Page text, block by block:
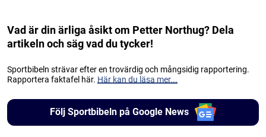
Vad är din ärliga åsikt om Petter Northug? Dela
artikeln och säg vad du tycker!
Sportbibeln strävar efter en trovärdig och mångsidig rapportering.
Rapportera faktafel här. Här kan du läsa mer...
Följ Sportbibeln på Google News